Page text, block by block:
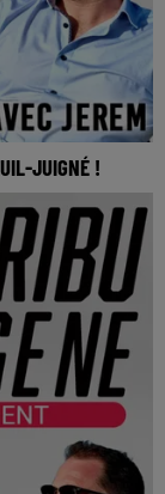
JUIGNÉ !